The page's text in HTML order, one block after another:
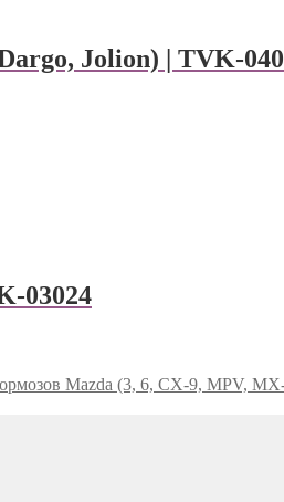
Jolion) | TVK-
03024
Mazda (3, 6, CX-9, MPV,